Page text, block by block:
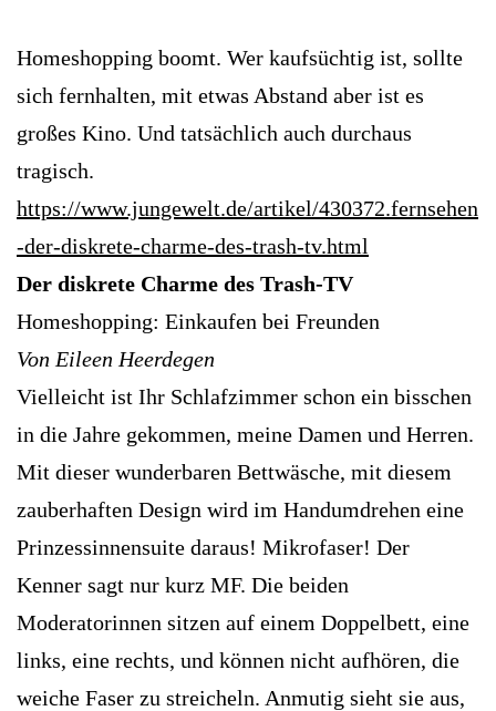
Homeshopping boomt. Wer kaufsüchtig ist, sollte
sich fernhalten, mit etwas Abstand aber ist es
großes Kino. Und tatsächlich auch durchaus
tragisch.
https://www.jungewelt.de/artikel/430372.fernsehen
-der-diskrete-charme-des-trash-tv.html
Der diskrete Charme des Trash-TV
Homeshopping: Einkaufen bei Freunden
Von Eileen Heerdegen
Vielleicht ist Ihr Schlafzimmer schon ein bisschen
in die Jahre gekommen, meine Damen und Herren.
Mit dieser wunderbaren Bettwäsche, mit diesem
zauberhaften Design wird im Handumdrehen eine
Prinzessinnensuite daraus! Mikrofaser! Der
Kenner sagt nur kurz MF. Die beiden
Moderatorinnen sitzen auf einem Doppelbett, eine
links, eine rechts, und können nicht aufhören, die
weiche Faser zu streicheln. Anmutig sieht sie aus,